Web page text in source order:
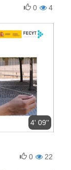
4
0
4' 09''
22
0